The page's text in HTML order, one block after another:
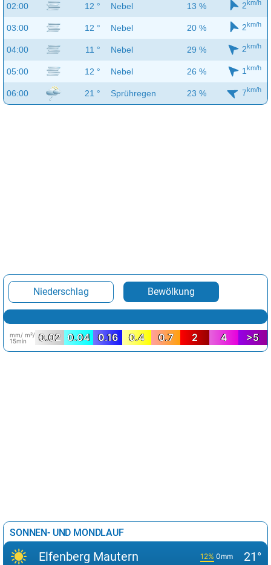
02:00 12 ° Nebel 13 % 2km/h
03:00 12 ° Nebel 20 % 2km/h
04:00 11 ° Nebel 29 % 2km/h
05:00 12 ° Nebel 26 % 1 km/h
06:00 21 ° Sprühregen 23 % 7km/h
Niederschlag Bewölkung
mm/ m²/
15min
0.02 0.04 0.16 0.4 0.7 2 4 >5
SONNEN- UND MONDLAUF
Elfenberg Mautern 12% 0mm 21°